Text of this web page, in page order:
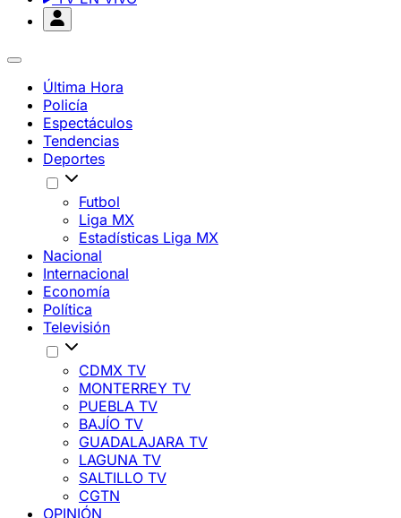
Última Hora
Policía
Espectáculos
Tendencias
Deportes
Futbol
Liga MX
Estadísticas Liga MX
Nacional
Internacional
Economía
Política
Televisión
CDMX TV
MONTERREY TV
PUEBLA TV
BAJÍO TV
GUADALAJARA TV
LAGUNA TV
SALTILLO TV
CGTN
OPINIÓN